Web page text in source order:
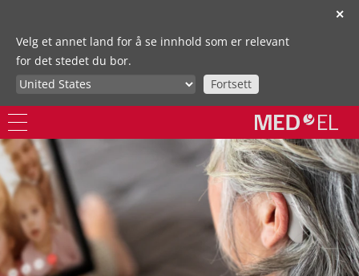
✕
Velg et annet land for å se innhold som er relevant
for det stedet du bor.
Fortsett